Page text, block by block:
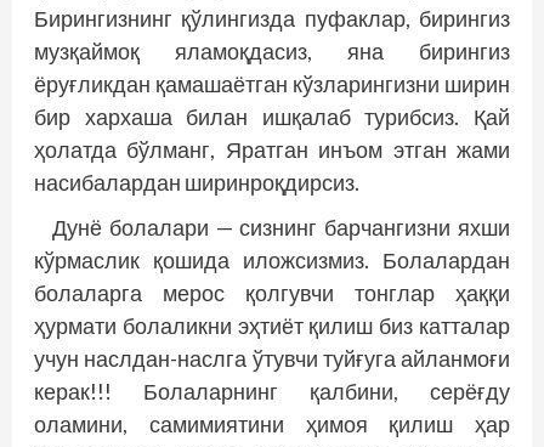
Бирингизнинг қўлингизда пуфаклар, бирингиз
музқаймоқ яламоқдасиз, яна бирингиз
ёруғликдан қамашаётган кўзларингизни ширин
бир хархаша билан ишқалаб турибсиз. Қай
ҳолатда бўлманг, Яратган инъом этган жами
насибалардан ширинроқдирсиз.
Дунё болалари — сизнинг барчан­гизни яхши
кўрмаслик қошида иложсизмиз. Болалардан
болалар­га мерос қолгувчи тонглар ҳаққи
ҳурмати болаликни эҳтиёт қилиш биз катталар
учун наслдан-наслга ўтувчи туйғуга айланмоғи
керак!!! Болаларнинг қалбини, серёғду
оламини, самимиятини ҳимоя қилиш ҳар